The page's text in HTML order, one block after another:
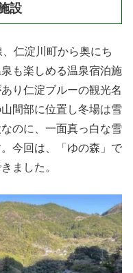
設
仁淀川町から奥にち
も楽しめる温泉宿泊施
り仁淀ブルーの観光名
間部に位置し冬場は雪
のに、一面真っ白な雪
今回は、「ゆの森」で
ました。